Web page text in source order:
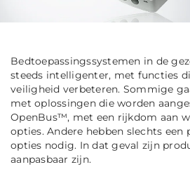
Bedtoepassingssystemen in de
steeds intelligenter, met functies
veiligheid verbeteren. Sommige
met oplossingen die worden
OpenBus™, met een rijkdom aan
opties. Andere hebben slechts een
opties nodig. In dat geval zijn
aanpasbaar zijn.